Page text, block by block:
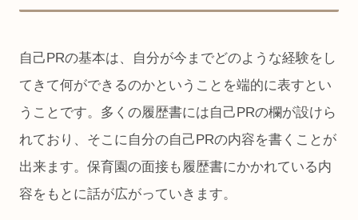
自己PRの基本は、自分が今までどのような経験をし
てきて何ができるのかということを端的に表すとい
うことです。多くの履歴書には自己PRの欄が設けら
れており、そこに自分の自己PRの内容を書くことが
出来ます。保育園の面接も履歴書にかかれている内
容をもとに話が広がっていきます。